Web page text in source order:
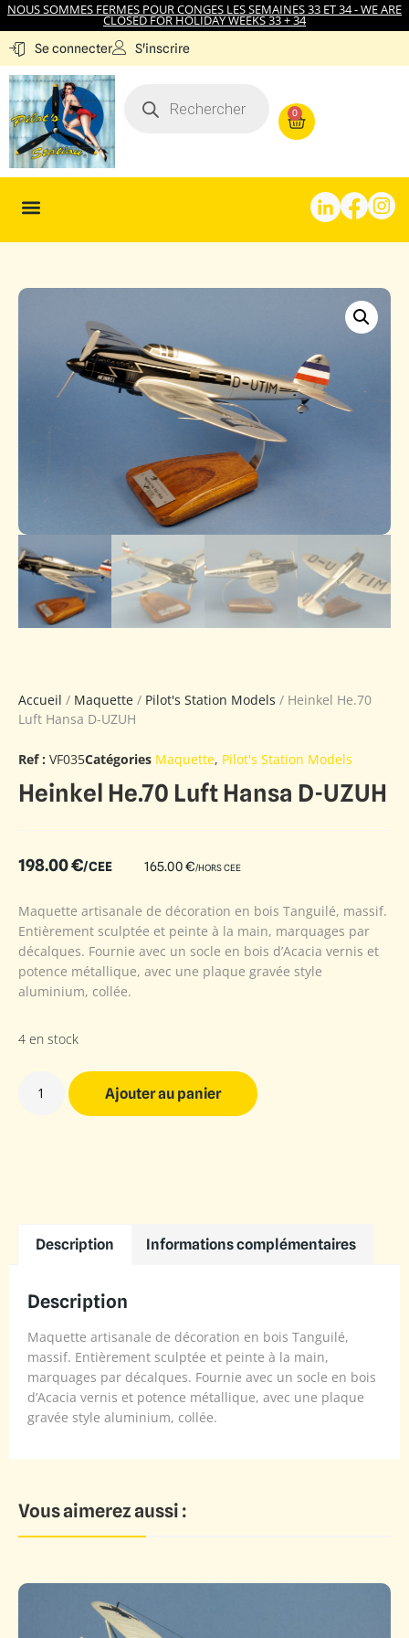
NOUS SOMMES FERMES POUR CONGES LES SEMAINES 33 ET 34 - WE ARE
CLOSED FOR HOLIDAY WEEKS 33 + 34
Se connecter S'inscrire
0
Accueil / Maquette / Pilot's Station Models / Heinkel He.70
Luft Hansa D-UZUH
Ref : VF035Catégories Maquette, Pilot's Station Models
Heinkel He.70 Luft Hansa D-UZUH
198.00€/CEE 165.00€/HORS CEE
Maquette artisanale de décoration en bois Tanguilé, massif.
Entièrement sculptée et peinte à la main, marquages par
décalques. Fournie avec un socle en bois d’Acacia vernis et
potence métallique, avec une plaque gravée style
aluminium, collée.
4 en stock
Ajouter au panier
Description Informations complémentaires
Description
Maquette artisanale de décoration en bois Tanguilé,
massif. Entièrement sculptée et peinte à la main,
marquages par décalques. Fournie avec un socle en bois
d’Acacia vernis et potence métallique, avec une plaque
gravée style aluminium, collée.
Vous aimerez aussi :